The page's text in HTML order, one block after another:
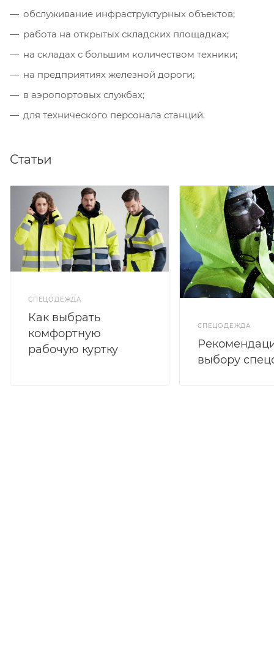
обслуживание инфраструктурных объектов;
работа на открытых складских площадках;
на складах с большим количеством техники;
на предприятиях железной дороги;
в аэропортовых службах;
для технического персонала станций.
Статьи
СПЕЦОДЕЖДА
Как выбрать
комфортную
рабочую куртку
СПЕЦОДЕЖДА
выбору